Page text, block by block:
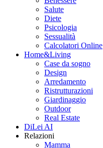
Salute
Diete
Psicologia
Sessualità
Calcolatori Online
Home&Living
Case da sogno
Design
Arredamento
Ristrutturazioni
Giardinaggio
Outdoor
Real Estate
DiLei AI
Relazioni
Mamma